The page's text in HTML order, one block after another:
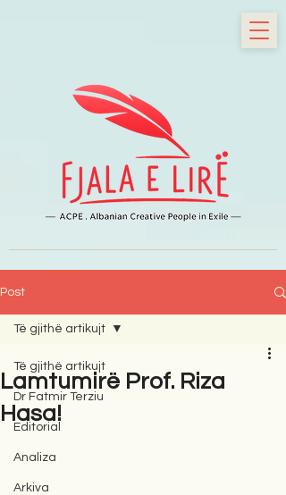
Post
Të gjithë artikujt
Dr Fatmir Terziu
Editorial
Analiza
Arkiva
Të gjithë artikujt
Lamtumirë Prof. Riza
Hasa!